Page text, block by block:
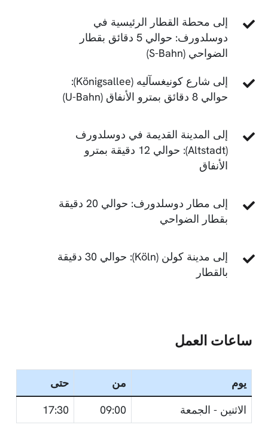
إلى محطة القطار الرئيسية في
دوسلدورف: حوالي 5 دقائق بقطار
الضواحي (S-Bahn)
إلى شارع كونيغسآليه (Königsallee):
حوالي 8 دقائق بمترو الأنفاق (U-Bahn)
إلى المدينة القديمة في دوسلدورف
(Altstadt): حوالي 12 دقيقة بمترو
الأنفاق
إلى مطار دوسلدورف: حوالي 20 دقيقة
بقطار الضواحي
إلى مدينة كولن (Köln): حوالي 30 دقيقة
بالقطار
ساعات العمل
يوم من
حتى
الاثنين - الجمعة
09:00
17:30